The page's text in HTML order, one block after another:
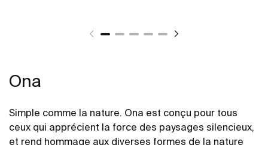
Ona
Simple comme la nature. Ona est conçu pour tous
ceux qui apprécient la force des paysages silencieux,
et rend hommage aux diverses formes de la nature